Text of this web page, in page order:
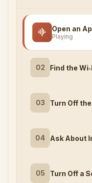
graphic_eq Open an
Playing
02 Find the
03 Turn Off
04 Ask About
05 Turn Off a